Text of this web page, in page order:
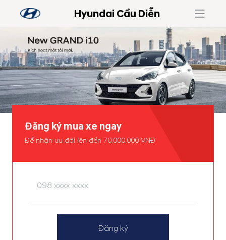
Hyundai Cầu Diễn
Đăng ký mua xe ngay
Để nhận ưu đãi lên đến 70.000.000 VNĐ
Đăng ký